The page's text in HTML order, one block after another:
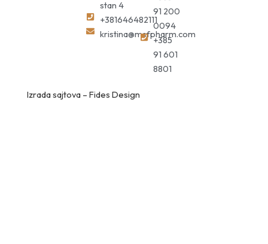
stan 4
+381646482111
kristina@msfpharm.com
91 200
0094
+385
91 601
8801
Izrada sajtova– Fides Design